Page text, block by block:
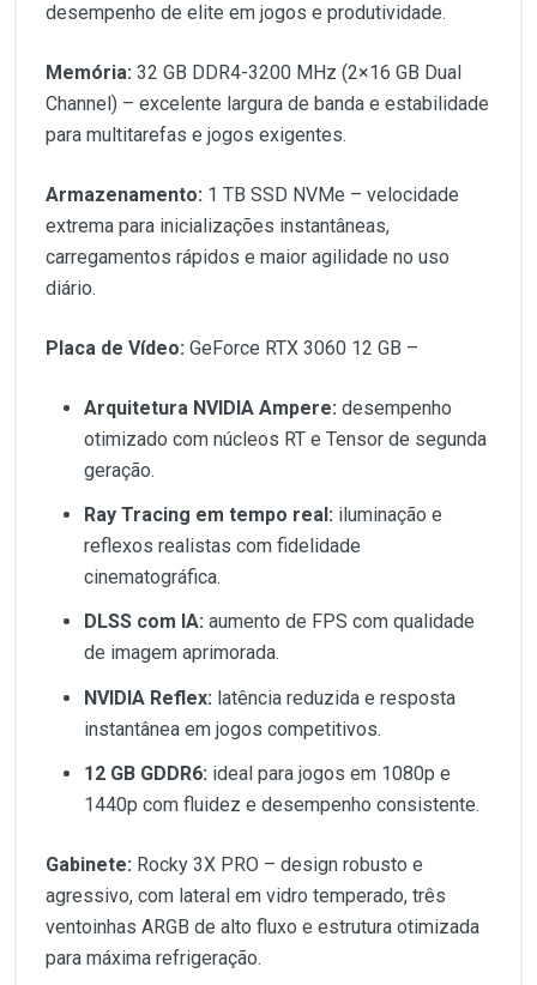
desempenho de elite em jogos e produtividade.
Memória: 32 GB DDR4-3200 MHz (2×16 GB Dual
Channel) – excelente largura de banda e estabilidade
para multitarefas e jogos exigentes.
Armazenamento: 1 TB SSD NVMe – velocidade
extrema para inicializações instantâneas,
carregamentos rápidos e maior agilidade no uso
diário.
Placa de Vídeo: GeForce RTX 3060 12 GB –
Arquitetura NVIDIA Ampere: desempenho
otimizado com núcleos RT e Tensor de segunda
geração.
Ray Tracing em tempo real: iluminação e
reflexos realistas com fidelidade
cinematográfica.
DLSS com IA: aumento de FPS com qualidade
de imagem aprimorada.
NVIDIA Reflex: latência reduzida e resposta
instantânea em jogos competitivos.
12 GB GDDR6: ideal para jogos em 1080p e
1440p com fluidez e desempenho consistente.
Gabinete: Rocky 3X PRO – design robusto e
agressivo, com lateral em vidro temperado, três
ventoinhas ARGB de alto fluxo e estrutura otimizada
para máxima refrigeração.